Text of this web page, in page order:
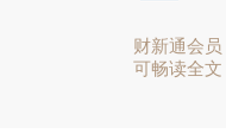
财新通会员
可畅读全文